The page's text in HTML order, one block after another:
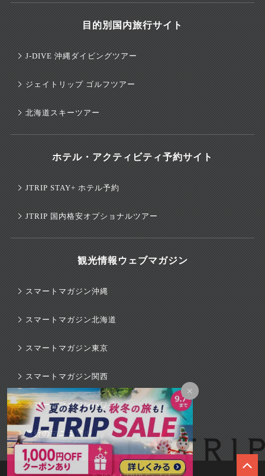
×
目的別国内旅行サイト
J-DIVE 沖縄ダイビングツアー
ジェイトリップ ゴルフツアー
北海道スキーツアー
ホテル・アクティビティ予約サイト
JTRIP STAY+ ホテル予約
JTRIP 国内格安オプショナルツアー
観光情報ウェブマガジン
スマートマガジン沖縄
スマートマガジン北海道
スマートマガジン東京
スマートマガジン関西
スマートマガジンハワイ
旅行のマニュアル